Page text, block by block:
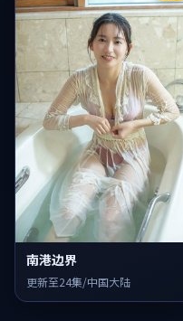
南港边界
更新至24集/中国大陆